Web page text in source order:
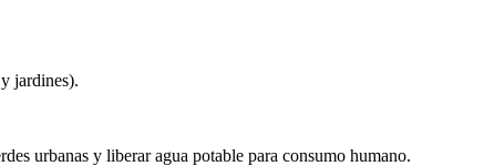
jardines).
urbanas y liberar agua potable para consumo humano.